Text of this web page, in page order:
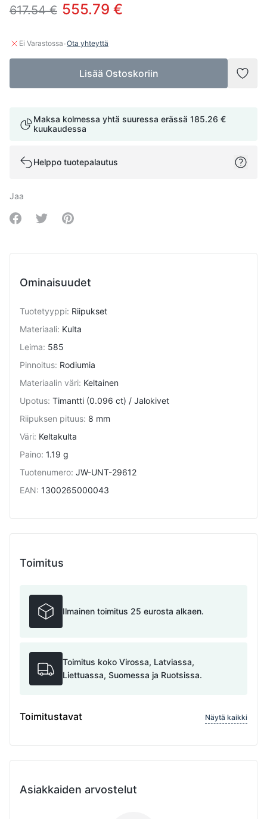
617.54 € 555.79 €
Ei Varastossa ·Ota yhteyttä
Lisää Ostoskoriin
Maksa kolmessa yhtä suuressa erässä 185.26 €
kuukaudessa
Helppo tuotepalautus
Jaa
Share on Facebook
Share on Twitter
Share on Pinterest
Ominaisuudet
Tuotetyyppi: Riipukset
Materiaali: Kulta
Leima: 585
Pinnoitus: Rodiumia
Materiaalin väri: Keltainen
Upotus: Timantti (0.096 ct) / Jalokivet
Riipuksen pituus: 8 mm
Väri: Keltakulta
Paino: 1.19 g
Tuotenumero: JW-UNT-29612
EAN: 1300265000043
Toimitus
Ilmainen toimitus 25 eurosta alkaen.
Toimitus koko Virossa, Latviassa,
Liettuassa, Suomessa ja Ruotsissa.
Toimitustavat Näytä kaikki
Asiakkaiden arvostelut